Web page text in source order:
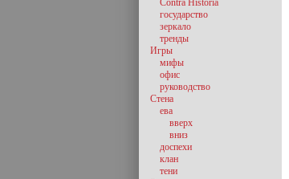
Contra Historia
государство
зеркало
тренды
Игры
мифы
офис
руководство
Стена
ева
вверх
вниз
доспехи
клан
тени